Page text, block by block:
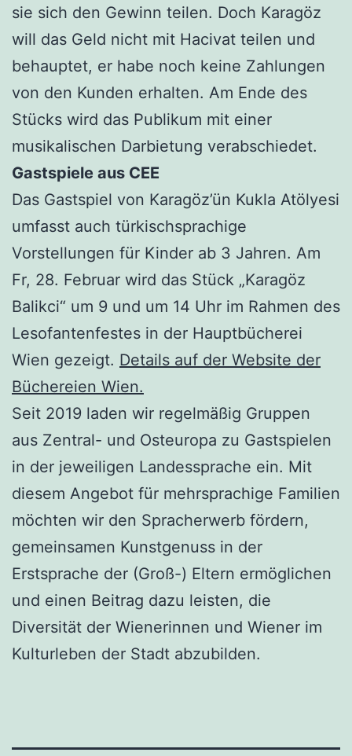
sie sich den Gewinn teilen. Doch Karagöz
will das Geld nicht mit Hacivat teilen und
behauptet, er habe noch keine Zahlungen
von den Kunden erhalten. Am Ende des
Stücks wird das Publikum mit einer
musikalischen Darbietung verabschiedet.
Gastspiele aus CEE
Das Gastspiel von Karagöz’ün Kukla Atölyesi
umfasst auch türkischsprachige
Vorstellungen für Kinder ab 3 Jahren. Am
Fr, 28. Februar wird das Stück „Karagöz
Balikci“ um 9 und um 14 Uhr im Rahmen des
Lesofantenfestes in der Hauptbücherei
Wien gezeigt. Details auf der Website der
Büchereien Wien.
Seit 2019 laden wir regelmäßig Gruppen
aus Zentral- und Osteuropa zu Gastspielen
in der jeweiligen Landessprache ein. Mit
diesem Angebot für mehrsprachige Familien
möchten wir den Spracherwerb fördern,
gemeinsamen Kunstgenuss in der
Erstsprache der (Groß-) Eltern ermöglichen
und einen Beitrag dazu leisten, die
Diversität der Wienerinnen und Wiener im
Kulturleben der Stadt abzubilden.